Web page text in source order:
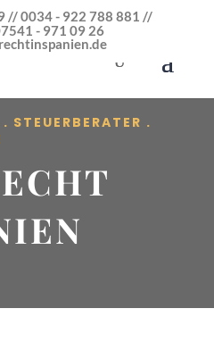
// 0034 - 922 788 881 //
- 971 09 26
STEUERBERATER .